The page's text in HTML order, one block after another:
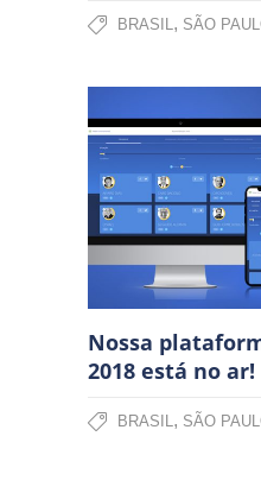
BRASIL , SÃO
Nossa
2018 está no ar!
BRASIL , SÃO